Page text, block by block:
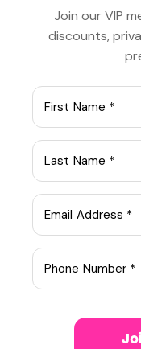
Lorem ipsum dolor
sed diam nonumy
dolore magna
Stet clita kasd
Lorem ipsum dolor
Aliquam quis
Curabitur
sodales ut. Sed sed
id magna. Aliquam
Ut bibendum, nisi
metus, nec dapibus
Lorem ipsum dolor
dolore magna
vero eos et
Join our VIP
discounts,